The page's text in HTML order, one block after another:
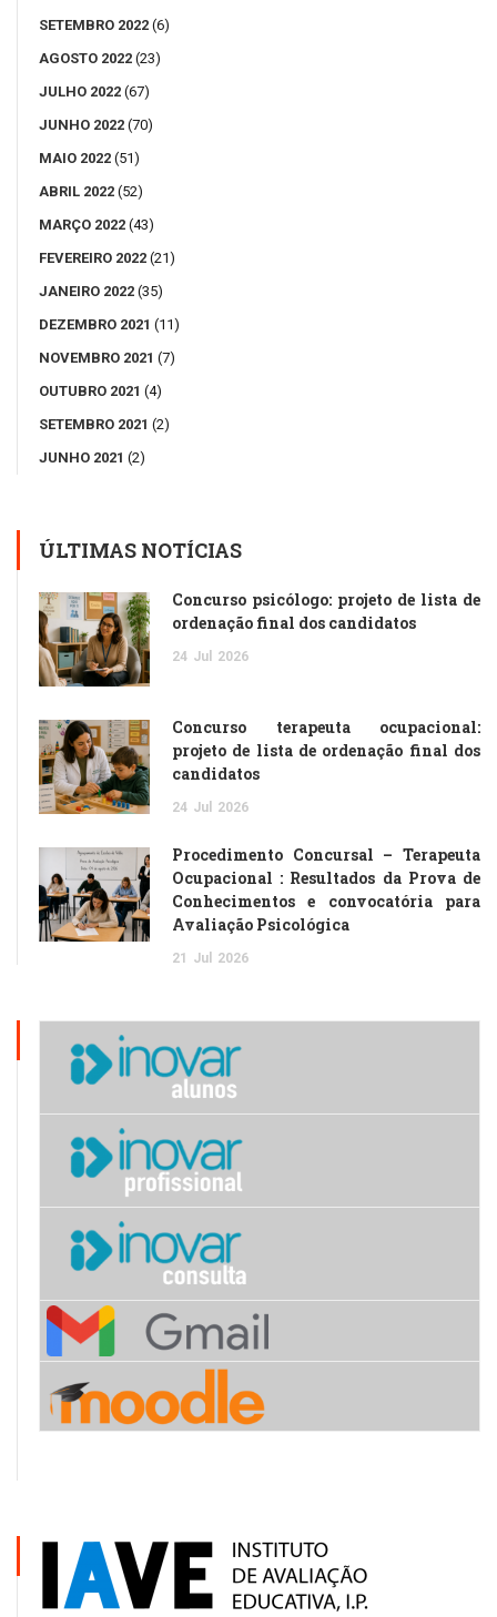
SETEMBRO 2022 (6)
AGOSTO 2022 (23)
JULHO 2022 (67)
JUNHO 2022 (70)
MAIO 2022 (51)
ABRIL 2022 (52)
MARÇO 2022 (43)
FEVEREIRO 2022 (21)
JANEIRO 2022 (35)
DEZEMBRO 2021 (11)
NOVEMBRO 2021 (7)
OUTUBRO 2021 (4)
SETEMBRO 2021 (2)
JUNHO 2021 (2)
ÚLTIMAS NOTÍCIAS
Concurso psicólogo: projeto de lista de
ordenação final dos candidatos
24 Jul 2026
Concurso terapeuta ocupacional:
projeto de lista de ordenação final dos
candidatos
24 Jul 2026
Procedimento Concursal – Terapeuta
Ocupacional : Resultados da Prova de
Conhecimentos e convocatória para
Avaliação Psicológica
21 Jul 2026